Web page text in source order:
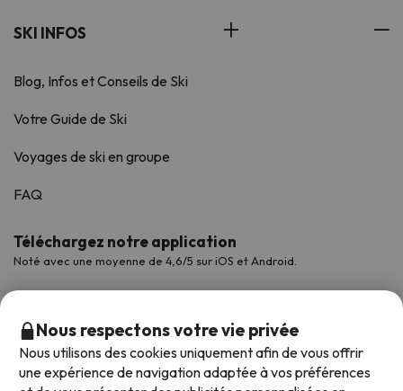
SKI INFOS
Blog, Infos et Conseils de Ski
Votre Guide de Ski
Voyages de ski en groupe
FAQ
Téléchargez notre application
Noté avec une moyenne de 4,6/5 sur iOS et Android.
Nous respectons votre vie privée
Nous utilisons des cookies uniquement afin de vous offrir
une expérience de navigation adaptée à vos préférences